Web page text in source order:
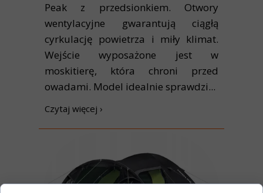
Peak z przedsionkiem. Otwory
wentylacyjne gwarantują ciągłą
cyrkulację powietrza i miły klimat.
Wejście wyposażone jest w
moskitierę, która chroni przed
owadami. Model idealnie sprawdzi...
Czytaj więcej ›